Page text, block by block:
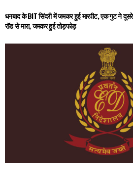
धनबाद के BIT सिंदरी में जमकर हुई मारपीट, एक गुट ने
रॉड से मारा, जमकर हुई तोड़फोड़